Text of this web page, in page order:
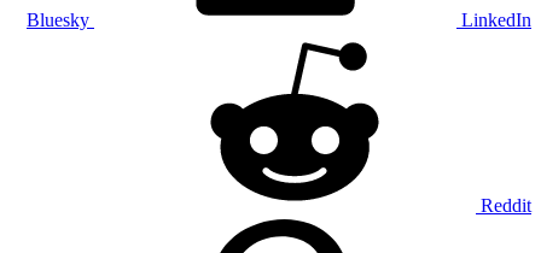
Bluesky LinkedIn
Reddit